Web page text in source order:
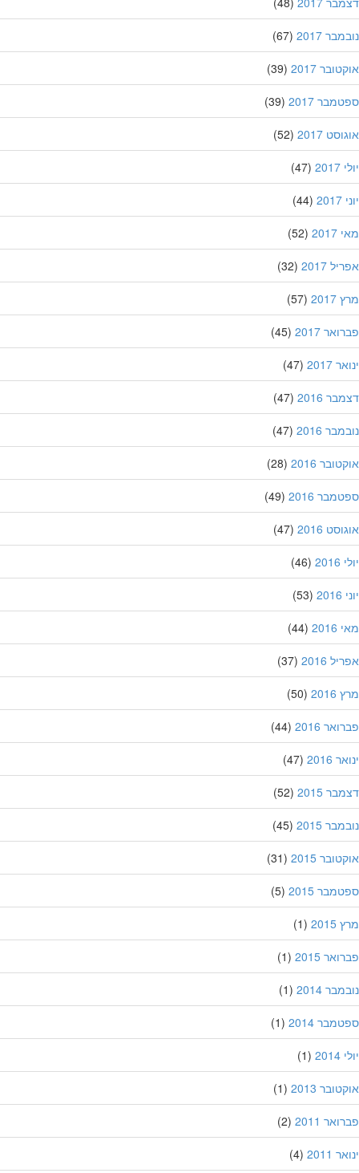
2017
(67)
2017
(39)
2017
(39)
2017
(52)
(47)
(44)
(52)
2017
(32)
(57)
2017
(45)
2017
(47)
2016
(47)
2016
(47)
2016
(28)
2016
(49)
2016
(47)
(46)
(53)
(44)
2016
(37)
(50)
2016
(44)
2016
(47)
2015
(52)
2015
(45)
2015
(31)
2015
(5)
(1)
2015
(1)
2014
(1)
2014
(1)
(1)
2013
(1)
2011
(2)
2011
(4)